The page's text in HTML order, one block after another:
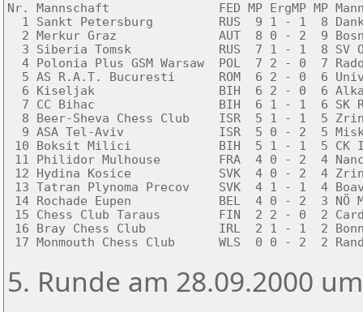
Nr. Mannschaft               FED MP ErgMP MP
1 Sankt Petersburg         RUS  9 1 - 1  8
2 Merkur Graz              AUT  8 0 - 2  9
3 Siberia Tomsk            RUS  7 1 - 1  8 SV
4 Polonia Plus GSM Warsaw  POL  7 2 - 0  7
5 AS R.A.T. Bucuresti      ROM  6 2 - 0  6
6 Kiseljak                 BIH  6 2 - 0  6
7 CC Bihac                 BIH  6 1 - 1  6 SK
8 Beer-Sheva Chess Club    ISR  5 1 - 1  5
9 ASA Tel-Aviv             ISR  5 0 - 2  5
10 Boksit Milici            BIH  5 1 - 1  5 CK
11 Philidor Mulhouse        FRA  4 0 - 2  4
12 Hydina Kosice            SVK  4 0 - 2  4
13 Tatran Plynoma Precov    SVK  4 1 - 1  4
14 Rochade Eupen            BEL  4 0 - 2  3 NÖ
15 Chess Club Taraus        FIN  2 2 - 0  2
16 Bray Chess Club          IRL  2 1 - 1  2
17 Monmouth Chess Club      WLS  0 0 - 2  2
5. Runde am 28.09.2000